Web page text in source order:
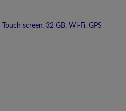
screen, 32 GB, Wi-Fi, GPS